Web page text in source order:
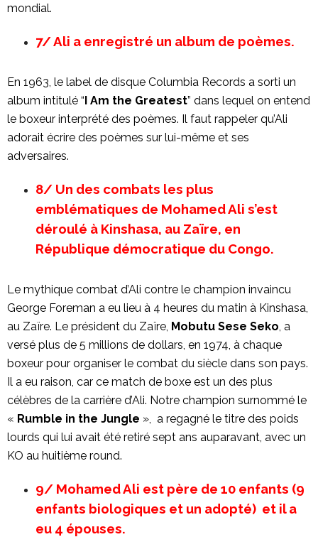
mondial.
7/ Ali a enregistré un album de poèmes.
En 1963, le label de disque Columbia Records a sorti un
album intitulé “I Am the Greatest” dans lequel on entend
le boxeur interprété des poèmes. Il faut rappeler qu’Ali
adorait écrire des poèmes sur lui-même et ses
adversaires.
8/ Un des combats les plus
emblématiques de Mohamed Ali s’est
déroulé à Kinshasa, au Zaïre, en
République démocratique du Congo.
Le mythique combat d’Ali contre le champion invaincu
George Foreman a eu lieu à 4 heures du matin à Kinshasa,
au Zaïre. Le président du Zaïre, Mobutu Sese Seko, a
versé plus de 5 millions de dollars, en 1974, à chaque
boxeur pour organiser le combat du siècle dans son pays.
Il a eu raison, car ce match de boxe est un des plus
célèbres de la carrière d’Ali. Notre champion surnommé le
« Rumble in the Jungle », a regagné le titre des poids
lourds qui lui avait été retiré sept ans auparavant, avec un
KO au huitième round.
9/ Mohamed Ali est père de 10 enfants (9
enfants biologiques et un adopté) et il a
eu 4 épouses.